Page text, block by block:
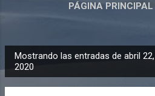
PÁGINA PRINCIPAL
n
Mostrando las entradas de abril 22,
2020